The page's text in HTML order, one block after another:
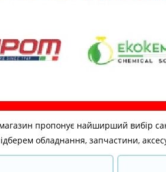
пропонує найширший вибір
обладнання, запчастини,